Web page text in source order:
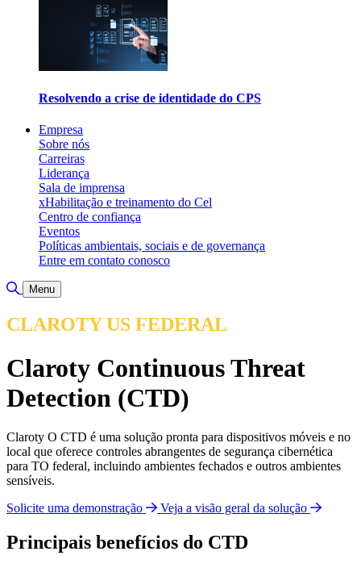
Resolvendo a crise de identidade do CPS
Empresa
Sobre nós
Carreiras
Liderança
Sala de imprensa
xHabilitação e treinamento do Cel
Centro de confiança
Eventos
Políticas ambientais, sociais e de governança
Entre em contato conosco
Alternar pesquisa
Menu
CLAROTY US FEDERAL
Claroty Continuous Threat
Detection (CTD)
Claroty O CTD é uma solução pronta para dispositivos móveis e no
local que oferece controles abrangentes de segurança cibernética
para TO federal, incluindo ambientes fechados e outros ambientes
sensíveis.
Solicite uma demonstração
Veja a visão geral da solução
Principais benefícios do CTD